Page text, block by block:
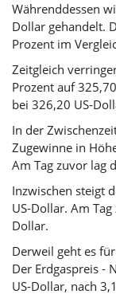
Währenddessen
Dollar gehandelt.
Prozent im
Zeitgleich
Prozent auf
bei 326,20 US-
In der
Zugewinne in
Am Tag zuvor lag
Inzwischen steigt
US-Dollar. Am
Dollar.
Derweil geht es
Der Erdgaspreis -
US-Dollar, nach